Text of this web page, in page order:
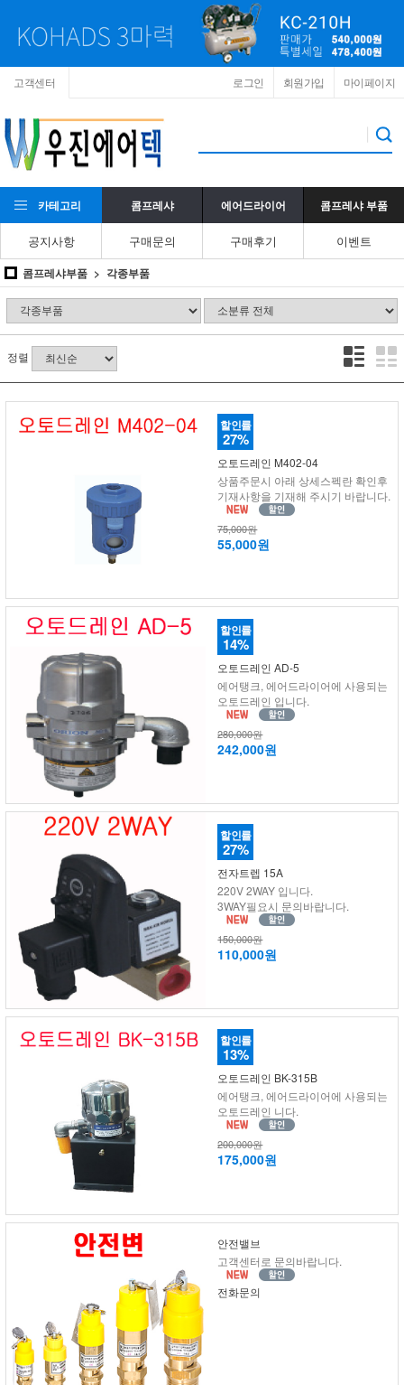
고객센터 마이페이지
회원가입
로그인
카테고리 콤프레샤 에어드라이어 콤프레샤 부품
공지사항 구매문의 구매후기 이벤트
콤프레샤부품 각종부품
정렬
할인률
27%
오토드레인 M402-04
상품주문시 아래 상세스펙란 확인후
기재사항을 기재해 주시기 바랍니다.
75,000원
55,000원
할인률
14%
오토드레인 AD-5
에어탱크, 에어드라이어에 사용되는
오토드레인 입니다.
280,000원
242,000원
할인률
27%
전자트렙 15A
220V 2WAY 입니다.
3WAY필요시 문의바랍니다.
150,000원
110,000원
할인률
13%
오토드레인 BK-315B
에어탱크, 에어드라이어에 사용되는
오토드레인 니다.
200,000원
175,000원
안전밸브
고객센터로 문의바랍니다.
전화문의